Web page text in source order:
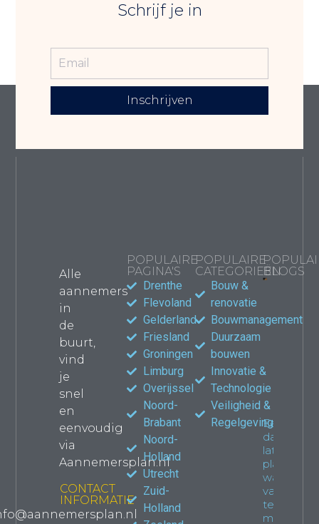
Schrijf je in
Inschrijven
Alle
aannemers
in
de
buurt,
vind
je
snel
en
eenvoudig
via
Aannemersplan.nl
CONTACT
INFORMATIE
POPULAIRE
PAGINA'S
Drenthe
Flevoland
Gelderland
Friesland
Groningen
Limburg
Overijssel
Noord-
Brabant
Noord-
Holland
Utrecht
Zuid-
Holland
POPULAIRE
CATEGORIEËN
Bouw &
renovatie
Bouwmanagement
Duurzaam
bouwen
Innovatie &
Technologie
Veiligheid &
Regelgeving
BLOGS
jouw
Een
dakkapel
laten
plaatsen:
wat je
van
tevoren
moet